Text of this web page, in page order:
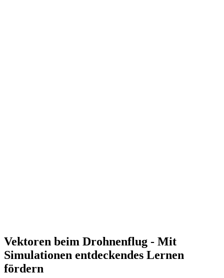
Vektoren beim Drohnenflug - Mit
Simulationen entdeckendes Lernen
fördern